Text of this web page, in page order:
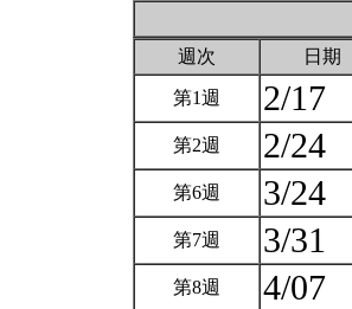
週次 日期
第1週 2/17
第2週 2/24
第6週 3/24
第7週 3/31
第8週 4/07